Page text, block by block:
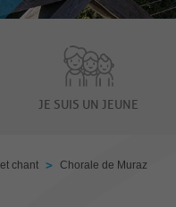
JE SUIS UN JEUNE
chant > Chorale de Muraz